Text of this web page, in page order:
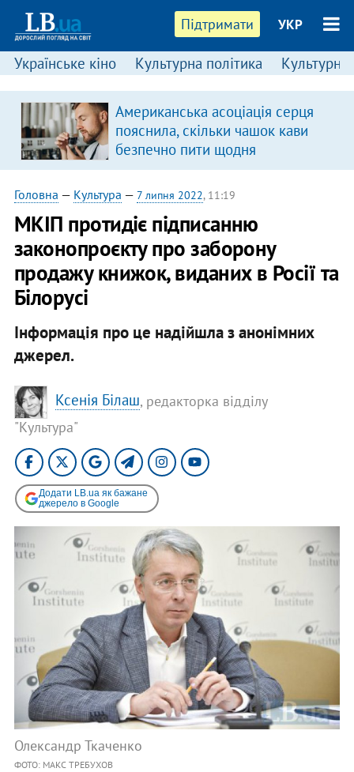
Підтримати УКР
Українське кіно Культурна політика Культурні
Американська асоціація серця
пояснила, скільки чашок кави
безпечно пити щодня
Головна — Культура — 7 липня 2022, 11:19
МКІП протидіє підписанню
законопроєкту про заборону
продажу книжок, виданих в Росії та
Білорусі
Інформація про це надійшла з анонімних
джерел.
Ксенія Білаш, редакторка відділу
"Культура"
Додати LB.ua як бажане
джерело в Google
Олександр Ткаченко
ФОТО: МАКС ТРЕБУХОВ